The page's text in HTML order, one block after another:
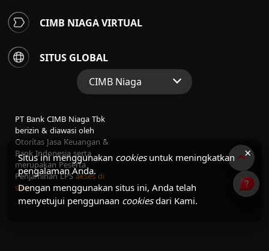
×
Situs ini menggunakan cookiesuntuk meningkatkan
pengalaman Anda.
Dengan menggunakan situs ini, Anda telah
menyetujui penggunaan cookiesdari Kami.
CIMB NIAGA VIRTUAL
SITUS GLOBAL
CIMB Niaga
Perbankan Konsumen
Perbankan Syariah
PT Bank CIMB Niaga Tbk
berizin & diawasi oleh
Otoritas Jasa Keuangan &
Bank Indonesia serta
merupakan Peserta
Penjaminan LPSakses di
sini